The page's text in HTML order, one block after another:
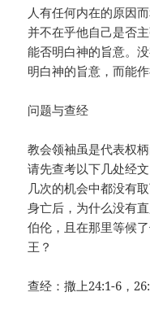
人有任何内在的原因
并不在乎他自己是否
能否明白神的旨意。
明白神的旨意，而能作
问题与查经
教会领袖虽是代表权
请先查考以下几处经
几次的机会中都没有
身亡后，为什么没有
伯伦，且在那里等候
王？
查经：撒上24:1-6，